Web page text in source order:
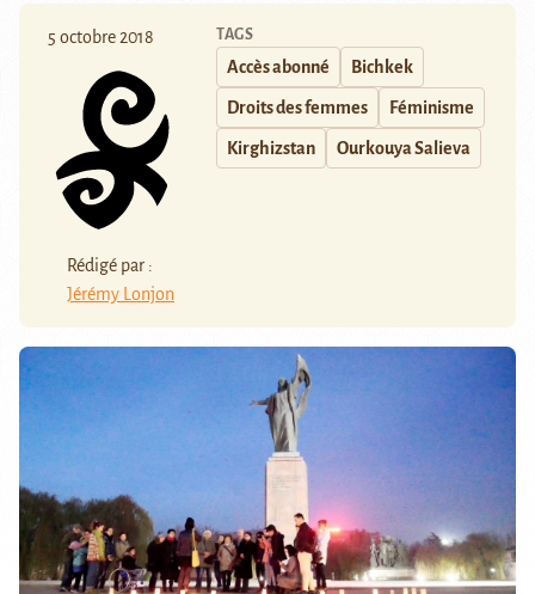
5 octobre 2018
Rédigé par :
Jérémy Lonjon
TAGS
Accès abonné Bichkek
Droits des femmes Féminisme
Kirghizstan Ourkouya Salieva